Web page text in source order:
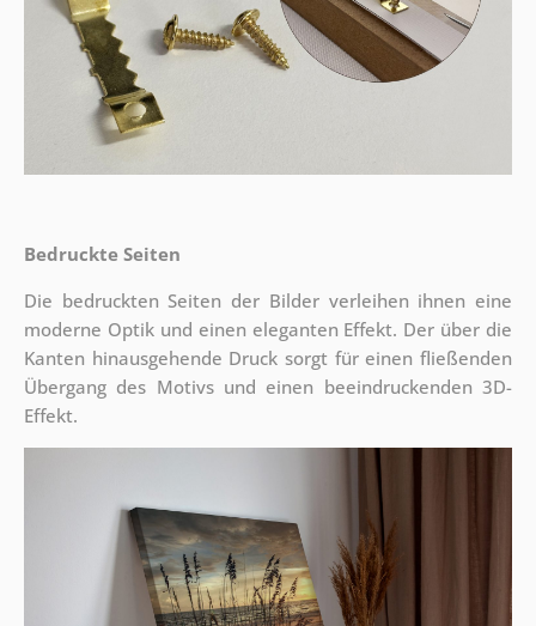
Bedruckte Seiten
Die bedruckten Seiten der Bilder verleihen ihnen eine
moderne Optik und einen eleganten Effekt. Der über die
Kanten hinausgehende Druck sorgt für einen fließenden
Übergang des Motivs und einen beeindruckenden 3D-
Effekt.